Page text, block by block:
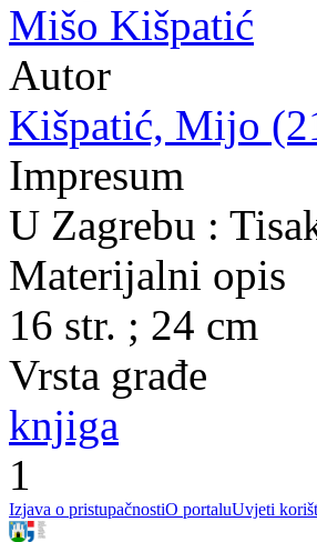
Mišo Kišpatić
Autor
Kišpatić, Mijo
Impresum
U Zagrebu :
Materijalni opis
16 str. ; 24 cm
Vrsta građe
knjiga
1
Izjava o pristupačnostiO portaluUvjeti